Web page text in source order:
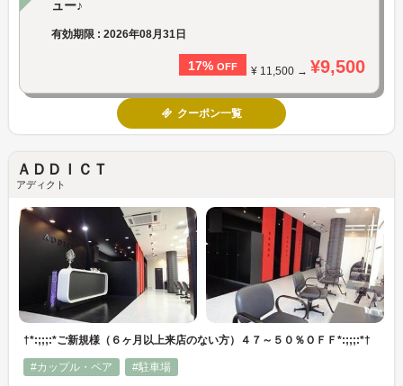
ュー♪
有効期限 : 2026年08月31日
17% OFF ¥ 11,500 → ¥9,500
クーポン一覧
ＡＤＤＩＣＴ
アディクト
†*:;;;:*ご新規様（６ヶ月以上来店のない方）４７～５０％ＯＦＦ*:;;;:*†
#カップル・ペア #駐車場